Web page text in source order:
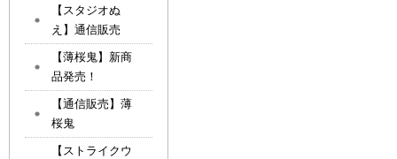
【スタジオぬ
え】通信販売
【薄桜鬼】新商
品発売！
【通信販売】薄
桜鬼
【ストライクウ